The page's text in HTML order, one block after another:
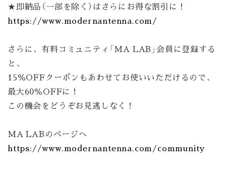
★即納品（一部を除く）はさらにお得な割引に！
https://www.modernantenna.com/
さらに、有料コミュニティ「MA LAB」会員に登録する
と、
15％OFFクーポンもあわせてお使いいただけるので、
最大60％OFFに！
この機会をどうぞお見逃しなく！
MA LABのページへ
https://www.modernantenna.com/community